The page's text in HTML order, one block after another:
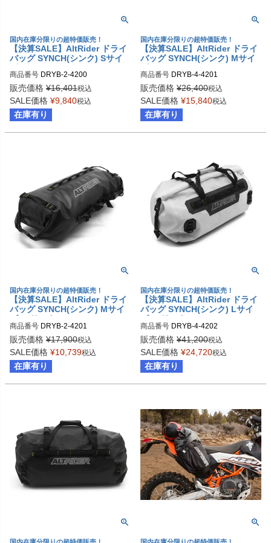
国内在庫分限りの超特価販売！
【決算SALE】AltRider ドライ
バッグ SYNCH(シンク) Sサイ
商品番号 DRYB-2-4200
販売価格 ¥16,401税込
SALE価格 ¥9,840税込
在庫有り
国内在庫分限りの超特価販売！
【決算SALE】AltRider ドライ
バッグ SYNCH(シンク) Mサイ
商品番号 DRYB-4-4201
販売価格 ¥26,400税込
SALE価格 ¥15,840税込
在庫有り
国内在庫分限りの超特価販売！
【決算SALE】AltRider ドライ
バッグ SYNCH(シンク) Mサイ
ズ 25リッター
商品番号 DRYB-2-4201
販売価格 ¥17,900税込
SALE価格 ¥10,739税込
在庫有り
国内在庫分限りの超特価販売！
【決算SALE】AltRider ドライ
バッグ SYNCH(シンク) Lサイ
ズ 38リッター
商品番号 DRYB-4-4202
販売価格 ¥41,200税込
SALE価格 ¥24,720税込
在庫有り
国内在庫分限りの超特価販売！ 国内在庫分限りの超特価販売！